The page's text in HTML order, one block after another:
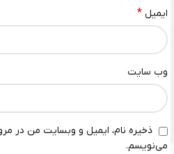
ایمیل *
وب‌ سایت
ذخیره نام، ایمیل و وبسایت من در
می‌نویسم.